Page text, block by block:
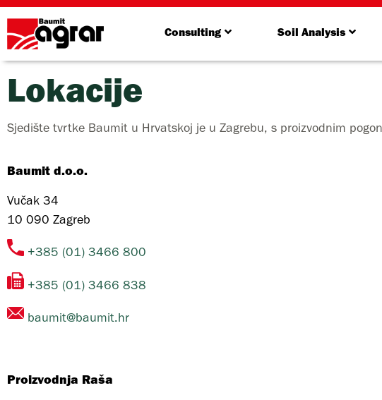
Consulting Soil Analysis
Lokacije
Sjedište tvrtke Baumit u Hrvatskoj je u Zagrebu, s proizvodnim
Baumit d.o.o.
Vučak 34
10 090 Zagreb
+385 (01) 3466 800
+385 (01) 3466 838
baumit@baumit.hr
Proizvodnja Raša